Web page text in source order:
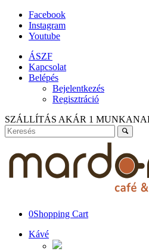
Facebook
Instagram
Youtube
ÁSZF
Kapcsolat
Belépés
Bejelentkezés
Regisztráció
SZÁLLÍTÁS AKÁR 1
0Shopping Cart
Kávé